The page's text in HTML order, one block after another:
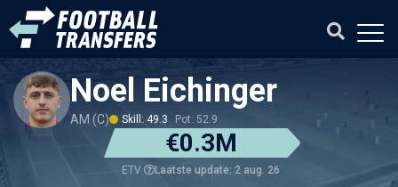
Noel Eichinger
AM (C) Skill: 49.3 Pot: 52.9
€0.3M
ETV Laatste update: 2 aug. 26